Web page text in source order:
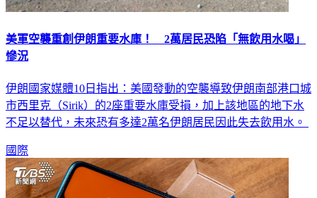
美軍空襲重創伊朗重要水庫！ 2萬居民恐陷「無飲用水喝」
慘況
伊朗國家媒體10日指出：美國發動的空襲導致伊朗南部港口城
市西里克（Sirik）的2座重要水庫受損，加上該地區的地下水
不足以替代，未來恐有多達2萬名伊朗居民因此失去飲用水。
國際